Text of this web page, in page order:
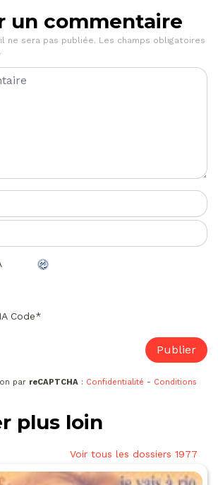
un commentaire
ne sera pas publiée. Les champs obligatoires
Code*
par reCAPTCHA : Confidentialité - Conditions
plus loin
Voir tous les dossiers 1977